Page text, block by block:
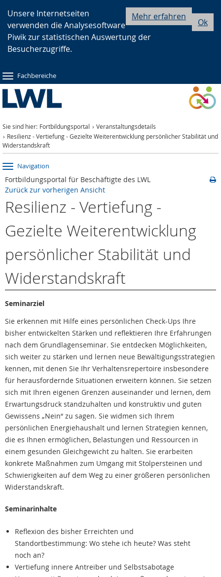
Hauptnavigation
Seitennavigation
Inhalt
Ok
Mehr erfahren
Unsere Internetseiten
verwenden die Analysesoftware
Piwik zur statistischen Auswertung der
Besucherzugriffe.
Fachbereiche
Sie sind hier: Fortbildungsportal
Veranstaltungsdetails
Resilienz - Vertiefung - Gezielte Weiterentwicklung persönlicher Stabilität und
Widerstandskraft
Navigation
Fortbildungsportal für Beschäftigte des LWL
Zurück zur vorherigen Ansicht
Resilienz - Vertiefung -
Gezielte Weiterentwicklung
persönlicher Stabilität und
Widerstandskraft
Seminarziel
Sie erkennen mit Hilfe eines persönlichen Check-Ups Ihre
bisher entwickelten Stärken und reflektieren Ihre Erfahrungen
nach dem Grundlagenseminar. Sie entdecken Möglichkeiten,
sich weiter zu stärken und lernen neue Bewältigungsstrategien
kennen, mit denen Sie Ihr Verhaltensrepertoire insbesondere
für herausfordernde Situationen erweitern können. Sie setzen
sich mit Ihren eigenen Grenzen auseinander und lernen, dem
Erwartungsdruck standzuhalten und konstruktiv und guten
Gewissens „Nein“ zu sagen. Sie widmen sich Ihrem
persönlichen Energiehaushalt und lernen Strategien kennen,
die es Ihnen ermöglichen, Belastungen und Ressourcen in
einem gesunden Gleichgewicht zu halten. Sie erarbeiten
konkrete Maßnahmen zum Umgang mit Stolpersteinen und
Schwierigkeiten auf dem Weg zu einer größeren persönlichen
Widerstandskraft.
Seminarinhalte
Reflexion des bisher Erreichten und
Standortbestimmung: Wo stehe ich heute? Was steht
noch an?
Vertiefung innere Antreiber und Selbstsabotage